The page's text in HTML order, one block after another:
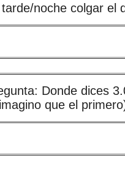
noche colgar el
Donde dices
que el